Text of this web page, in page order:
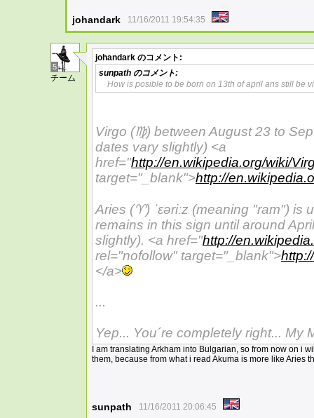
johandark 11/16/2011 19:54:35
5
チーム
johandark のコメント:
sunpath のコメント:
How is posible to be born on 13th of april ans still be
Virgo (♍) between August 23 to
dates vary slightly) <a
href="http://en.wikipedia.org/wiki/
target="_blank">http://
Aries (♈) ˈɛəriːz (meaning "ram") is
remains in this sign until around
slightly). <a href="http://
rel="nofollow" target="_blank">
</a>
...
Yep... You´re completely right... My
I am translating Arkham into Bulgarian, so from now on i
them, because from what i read Akuma is more like Aries
sunpath 11/16/2011 20:06:45